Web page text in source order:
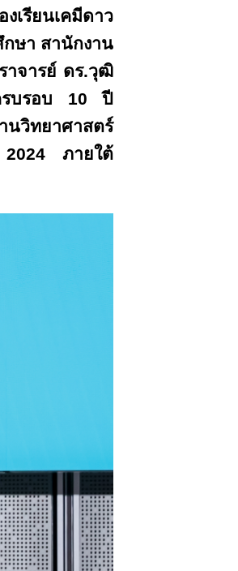
เรียนเคมีดาว
ษา สานักงาน
าจารย์ ดร.วุฒิ
รบรอบ 10 ปี
นวิทยาศาสตร์
ภายใต้